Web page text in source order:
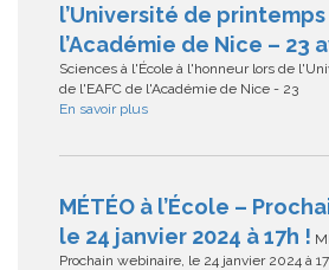
l’Université de printemps
l’Académie de Nice – 23
Sciences à l'École à l'honneur lors de
de l'EAFC de l'Académie de Nice - 23
En savoir plus
MÉTÉO à l’École –
le 24 janvier 2024 à 17h !
Prochain webinaire, le 24 janvier 2024 à